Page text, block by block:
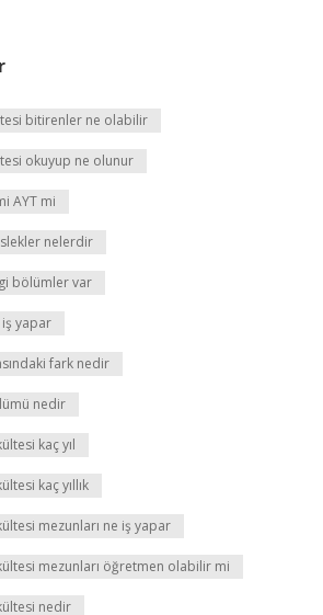
bitirenler ne olabilir
okuyup ne olunur
AYT mi
nelerdir
bölümler var
iş yapar
fark nedir
nedir
kaç yıl
kaç yıllık
mezunları ne iş yapar
mezunları öğretmen olabilir mi
nedir